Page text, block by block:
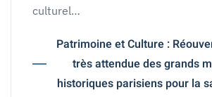
culturel…
Patrimoine et Culture :
très attendue des grands
historiques parisiens pour la